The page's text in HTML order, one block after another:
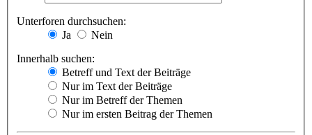
Unterforen durchsuchen:
Ja
Nein
Innerhalb suchen:
Betreff und Text der Beiträge
Nur im Text der Beiträge
Nur im Betreff der Themen
Nur im ersten Beitrag der Themen